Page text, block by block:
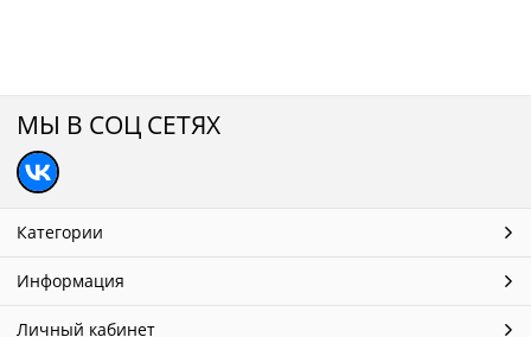
МЫ В СОЦ СЕТЯХ
Категории
Информация
Личный кабинет